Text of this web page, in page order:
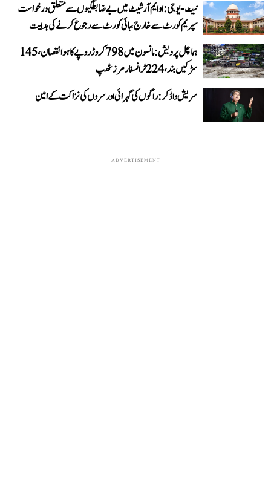
نیٹ-یو جی: او ایم آر شیٹ میں بے ضابطگیوں سے متعلق درخواست
سپریم کورٹ سے خارج، ہائی کورٹ سے رجوع کرنے کی ہدایت
ہماچل پردیش: مانسون میں 798 کروڑ روپے کا ہوا نقصان، 145
سڑکیں بند، 224 ٹرانسفارمرز ٹھپ
سریش واڈکر: راگوں کی گہرائی اور سروں کی نزاکت کے امین
ADVERTISEMENT